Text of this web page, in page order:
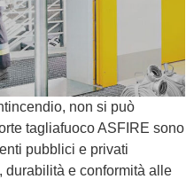
non si può
tagliafuoco ASFIRE sono
pubblici e privati
durabilità e conformità alle